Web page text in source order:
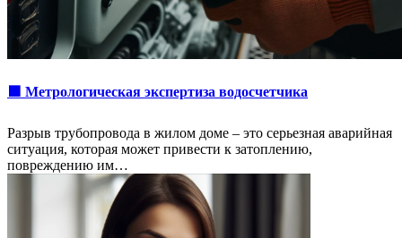
🟩 Метрологическая экспертиза водосчетчика
Разрыв трубопровода в жилом доме – это серьезная аварийная
ситуация, которая может привести к затоплению,
повреждению им…